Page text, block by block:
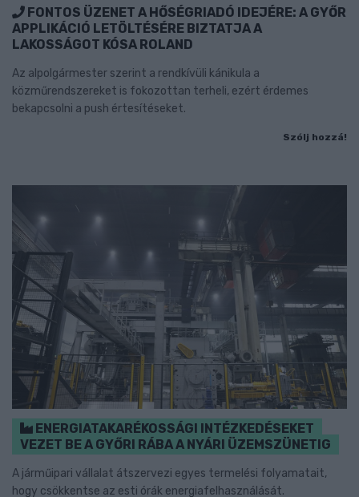
FONTOS ÜZENET A HŐSÉGRIADÓ IDEJÉRE: A GYŐR
APPLIKÁCIÓ LETÖLTÉSÉRE BIZTATJA A
LAKOSSÁGOT KÓSA ROLAND
Az alpolgármester szerint a rendkívüli kánikula a
közműrendszereket is fokozottan terheli, ezért érdemes
bekapcsolni a push értesítéseket.
Szólj hozzá!
ENERGIATAKARÉKOSSÁGI INTÉZKEDÉSEKET
VEZET BE A GYŐRI RÁBA A NYÁRI ÜZEMSZÜNETIG
A járműipari vállalat átszervezi egyes termelési folyamatait,
hogy csökkentse az esti órák energiafelhasználását.